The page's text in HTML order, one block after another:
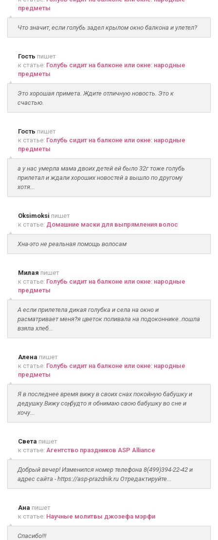
предметы
Что значит, если голубь задел крылом окно балкона и улетел?
Гость пишет
к статье: Голубь сидит на балконе или окне: народные
предметы
Это хорошая примета. Ждите отличную новость. Это к
счастью.
Гость пишет
к статье: Голубь сидит на балконе или окне: народные
предметы
а у нас умерла мама двоих детей ей было 32г тоже голубь
прилетал и ждали хороших новостей а вышло по другому
хотя...
Oksimoksi пишет
к статье: Домашние маски для выпрямления волос
Хна-это не реальная помощь волосам
Милая пишет
к статье: Голубь сидит на балконе или окне: народные
предметы
А если прилетела дикая голубка и села на окно и
расматривает меня?я цветок поливала на подоконнике..пошла
взяла хлеб...
Алена пишет
к статье: Голубь сидит на балконе или окне: народные
предметы
Я в последнее время вижу в своих снах покойную бабушку и
дедушку.Вижу соң, будто я обнимаю свою бабушку во сне и
хочу...
Света пишет
к статье: Агентство праздников ASP Alliance
Добрый вечер! Изменился номер телефона 8(499)394-22-42 и
адрес сайта - https://asp-prazdnik.ru Отредактируйте...
Ана пишет
к статье: Научные молитвы джозефа мэрфи
Спасибо!!!